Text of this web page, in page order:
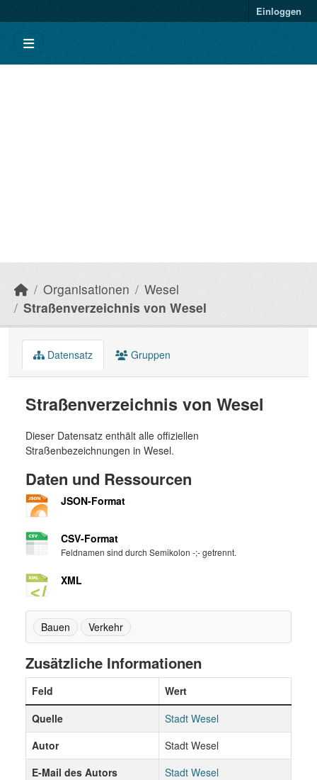
Einloggen
Organisationen
Wesel
Straßenverzeichnis von Wesel
Datensatz Gruppen
Straßenverzeichnis von Wesel
Dieser Datensatz enthält alle offiziellen
Straßenbezeichnungen in Wesel.
Daten und Ressourcen
JSON-Format
CSV-Format
Feldnamen sind durch Semikolon -;- getrennt.
XML
Bauen Verkehr
Zusätzliche Informationen
Feld
Wert
Quelle
Stadt Wesel
Autor
Stadt Wesel
E-Mail des Autors
Stadt Wesel